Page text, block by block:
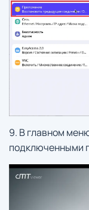
9. В главном
подключенными